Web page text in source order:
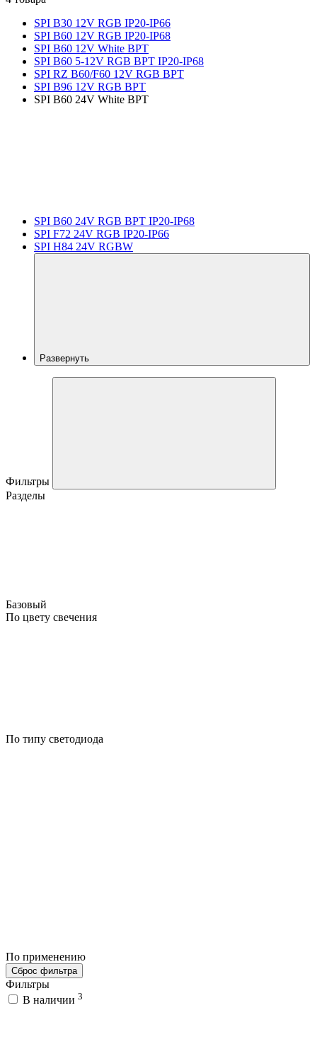
SPI B30 12V RGB IP20-IP66
SPI B60 12V RGB IP20-IP68
SPI B60 12V White BPT
SPI B60 5-12V RGB BPT IP20-IP68
SPI RZ B60/F60 12V RGB BPT
SPI B96 12V RGB BPT
SPI B60 24V White BPT
SPI B60 24V RGB BPT IP20-IP68
SPI F72 24V RGB IP20-IP66
SPI H84 24V RGBW
Развернуть
Фильтры
Разделы
Базовый
По цвету свечения
По типу светодиода
По применению
Сброс фильтра
Фильтры
В наличии 3